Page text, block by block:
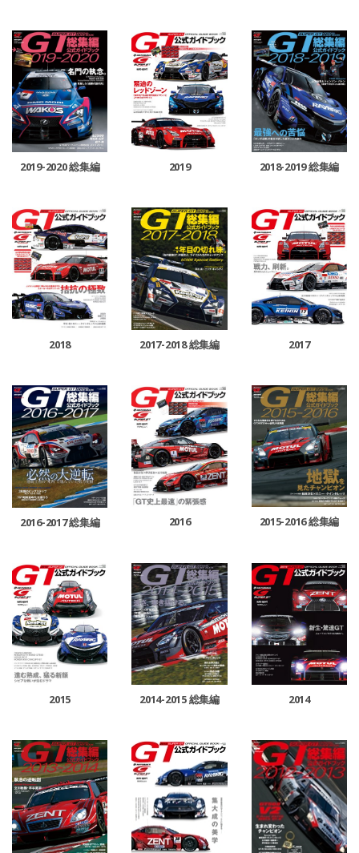
2019-2020 総集編 2019 2018-2019 総集編
2018 2017-2018 総集編 2017
2016-2017 総集編 2016 2015-2016 総集編
2015 2014-2015 総集編 2014